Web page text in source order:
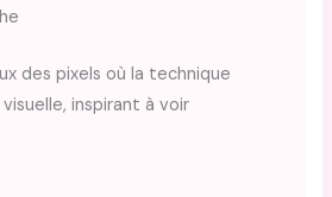
des pixels où la technique
inspirant à voir